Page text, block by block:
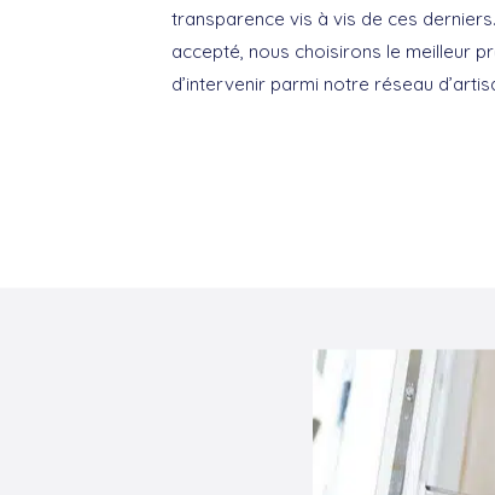
transparence vis à vis de ces
accepté, nous choisirons le meilleur
d’intervenir parmi notre réseau